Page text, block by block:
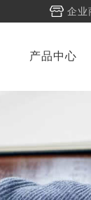
企业
产品中心